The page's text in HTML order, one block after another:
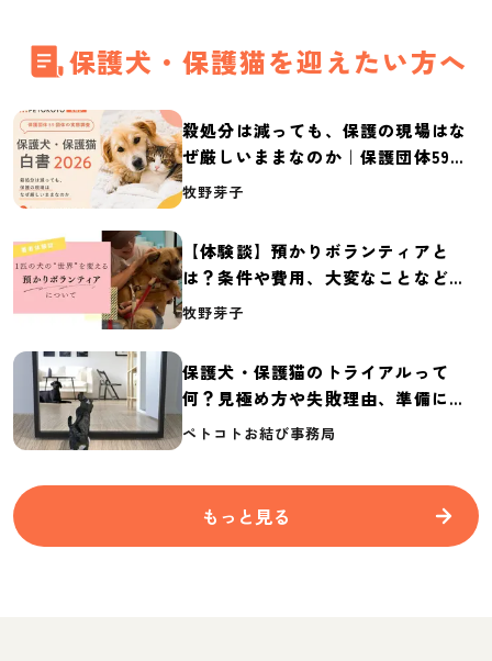
保護犬・保護猫を迎えたい方へ
殺処分は減っても、保護の現場はな
ぜ厳しいままなのか｜保護団体59団
体の実態調査【保護犬・保護猫白書
牧野芽子
【体験談】預かりボランティアと
は？条件や費用、大変なことなど紹
介
牧野芽子
保護犬・保護猫のトライアルって
何？見極め方や失敗理由、準備に必
要なものを紹介
ペトコトお結び事務局
もっと見る